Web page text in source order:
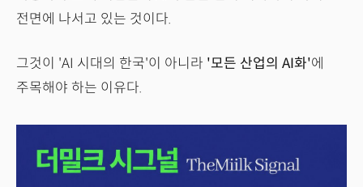
전면에 나서고 있는 것이다.
그것이 'AI 시대의 한국'이 아니라 '모든 산업의 AI화'에
주목해야 하는 이유다.